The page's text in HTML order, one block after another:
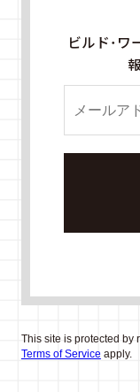
ビルド・
This site is protected by
Terms of Service apply.